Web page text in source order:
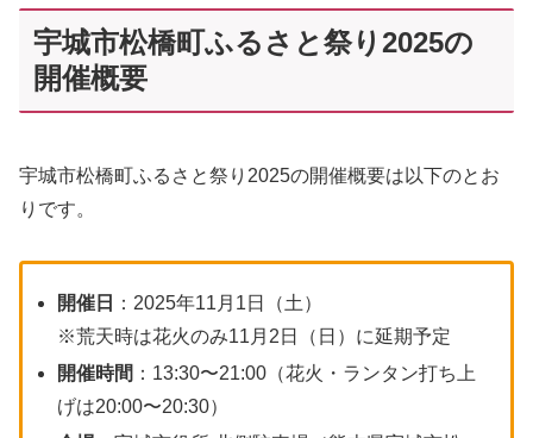
宇城市松橋町ふるさと祭り2025の
開催概要
宇城市松橋町ふるさと祭り2025の開催概要は以下のとお
りです。
開催日
：2025年11月1日（土）
※荒天時は花火のみ11月2日（日）に延期予定
開催時間 ：13:30〜21:00（花火・ランタン打ち上
げは20:00〜20:30）